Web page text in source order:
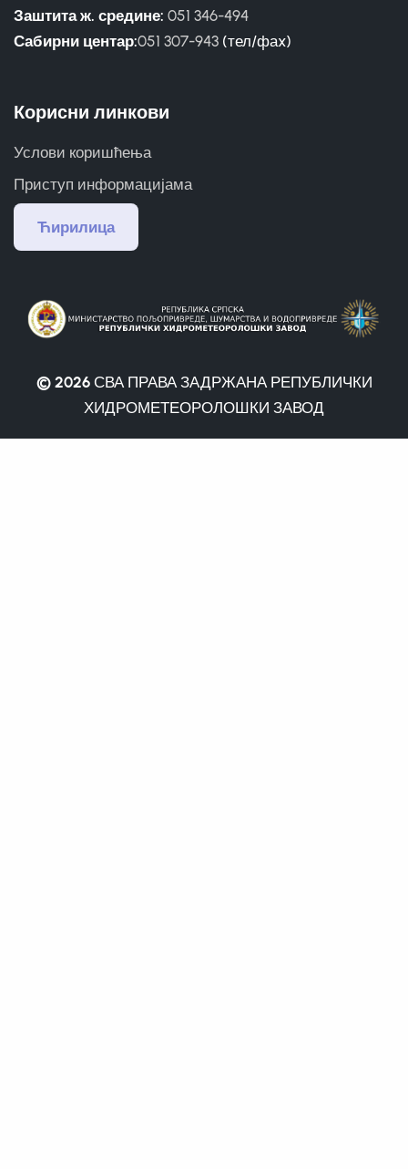
Заштита ж. средине: 051 346-494
Сабирни центар:051 307-943 (тел/фаx)
Корисни линкови
Услови коришћења
Приступ информацијама
Ћирилица
© 2026СВА ПРАВА ЗАДРЖАНА РЕПУБЛИЧКИ
ХИДРОМЕТЕОРОЛОШКИ ЗАВОД